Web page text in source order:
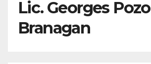
Lic. Georges Pozo
Branagan